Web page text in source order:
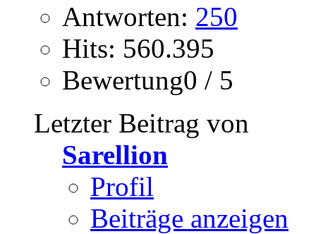
Antworten: 250
Hits: 560.395
Bewertung0 / 5
Letzter Beitrag von
Sarellion
Profil
Beiträge anzeigen